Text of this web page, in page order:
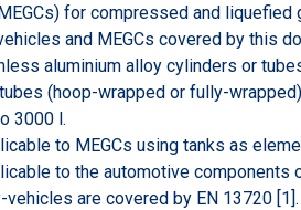
for compressed and liquefied
and MEGCs covered by this
aluminium alloy cylinders or
(hoop-wrapped or fully-
3000 l.
to MEGCs using tanks as
to the automotive components
are covered by EN 13720 [1].